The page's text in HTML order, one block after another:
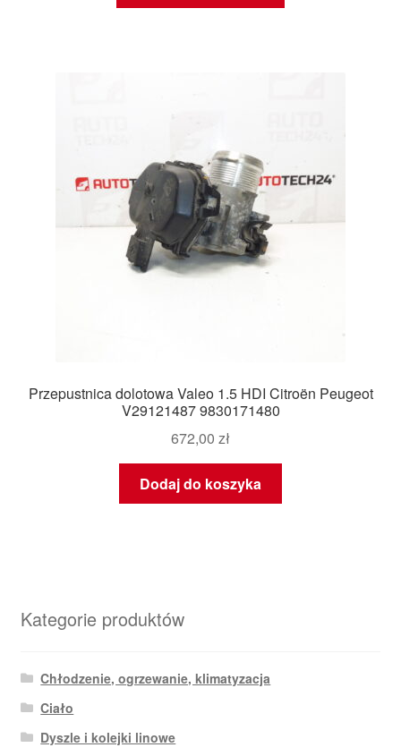
Przepustnica dolotowa Valeo 1.5 HDI Citroën Peugeot
V29121487 9830171480
672,00 zł
Dodaj do koszyka
Kategorie produktów
Chłodzenie, ogrzewanie, klimatyzacja
Ciało
Dyszle i kolejki linowe